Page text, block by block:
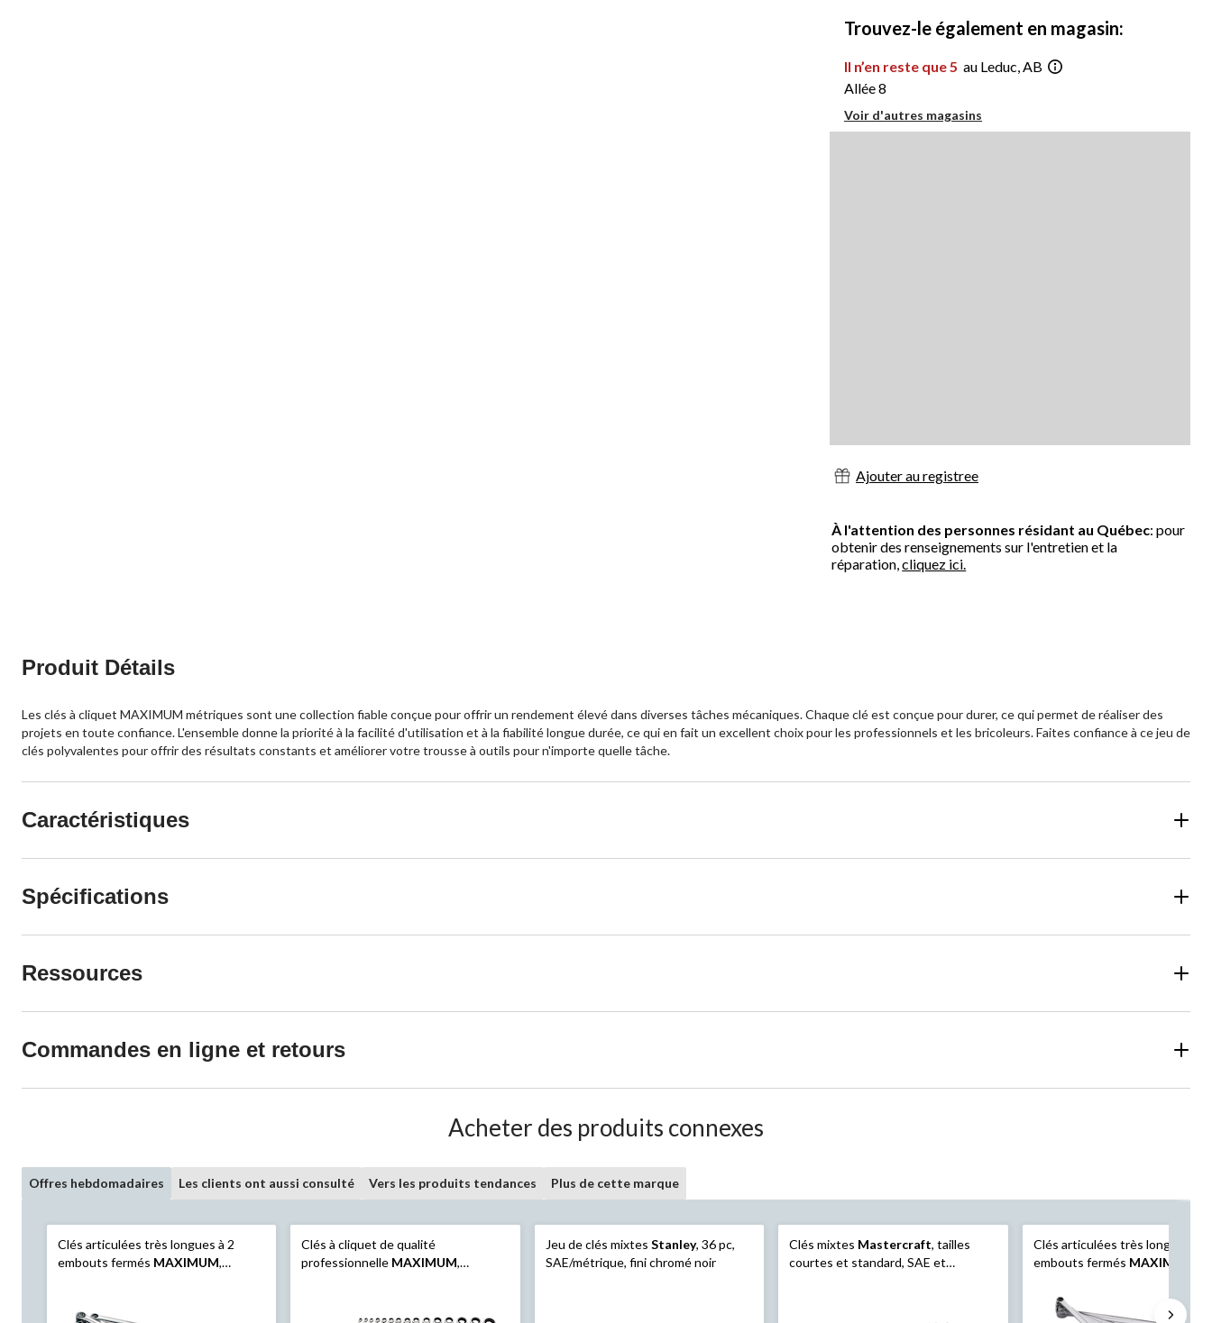
Trouvez-le également en magasin:
Il n’en reste que 5 au Leduc, AB
Allée 8
Voir d'autres magasins
Ajouter au registree
À l'attention des personnes résidant au Québec: pour
obtenir des renseignements sur l'entretien et la
réparation,cliquez ici.
Produit Détails
Les clés à cliquet MAXIMUM métriques sont une collection fiable conçue pour offrir un rendement élevé dans diverses tâches mécaniques. Chaque clé est conçue pour durer, ce qui permet de réaliser des
projets en toute confiance. L'ensemble donne la priorité à la facilité d'utilisation et à la fiabilité longue durée, ce qui en fait un excellent choix pour les professionnels et les bricoleurs. Faites confiance à ce jeu de
clés polyvalentes pour offrir des résultats constants et améliorer votre trousse à outils pour n'importe quelle tâche.
Caractéristiques
Spécifications
Ressources
Commandes en ligne et retours
Acheter des produits connexes
Offres hebdomadaires Les clients ont aussi consulté Vers les produits tendances Plus de cette marque
Clés articulées très longues à 2
embouts fermés MAXIMUM,
Clés à cliquet de qualité
professionnelle MAXIMUM,
Jeu de clés mixtes Stanley, 36 pc,
SAE/métrique, fini chromé noir
Clés mixtes Mastercraft, tailles
courtes et standard, SAE et
Clés articulées très longues à 2
embouts fermés MAXIMUM